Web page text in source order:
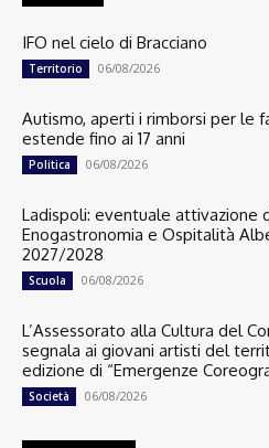
IFO nel cielo di Bracciano
Territorio 06/08/2026
Autismo, aperti i rimborsi per le
estende fino ai 17 anni
Politica 06/08/2026
Ladispoli: eventuale attivazione
Enogastronomia e Ospitalità
2027/2028
Scuola 06/08/2026
L’Assessorato alla Cultura del
segnala ai giovani artisti del
edizione di “Emergenze
Società 06/08/2026